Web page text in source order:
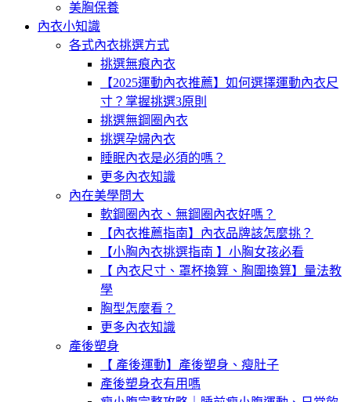
美胸保養
內衣小知識
各式內衣挑選方式
挑選無痕內衣
【2025運動內衣推薦】如何選擇運動內衣尺
寸？掌握挑選3原則
挑選無鋼圈內衣
挑選孕婦內衣
睡眠內衣是必須的嗎？
更多內衣知識
內在美學問大
軟鋼圈內衣、無鋼圈內衣好嗎？
【內衣推薦指南】內衣品牌該怎麼挑？
【小胸內衣挑選指南 】小胸女孩必看
【 內衣尺寸、罩杯換算、胸圍換算】量法教
學
胸型怎麼看？
更多內衣知識
產後塑身
【 產後運動】產後塑身、瘦肚子
產後塑身衣有用嗎